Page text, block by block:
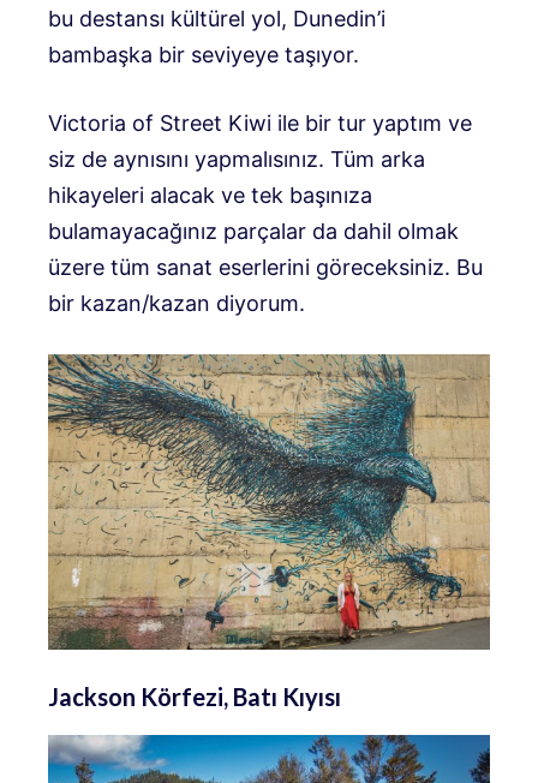
bu destansı kültürel yol, Dunedin’i
bambaşka bir seviyeye taşıyor.
Victoria of Street Kiwi ile bir tur yaptım ve
siz de aynısını yapmalısınız. Tüm arka
hikayeleri alacak ve tek başınıza
bulamayacağınız parçalar da dahil olmak
üzere tüm sanat eserlerini göreceksiniz. Bu
bir kazan/kazan diyorum.
Jackson Körfezi, Batı Kıyısı